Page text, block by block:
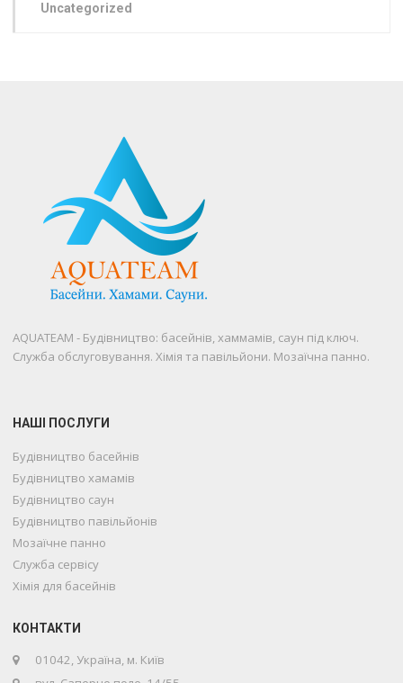
Uncategorized
AQUATEAM - Будівництво: басейнів, хаммамів, саун під ключ.
Служба обслуговування. Хімія та павільйони. Мозаїчна панно.
НАШІ ПОСЛУГИ
Будівництво басейнів
Будівництво хамамів
Будівництво саун
Будівництво павільйонів
Мозаїчне панно
Служба сервісу
Хімія для басейнів
КОНТАКТИ
01042, Україна, м. Київ